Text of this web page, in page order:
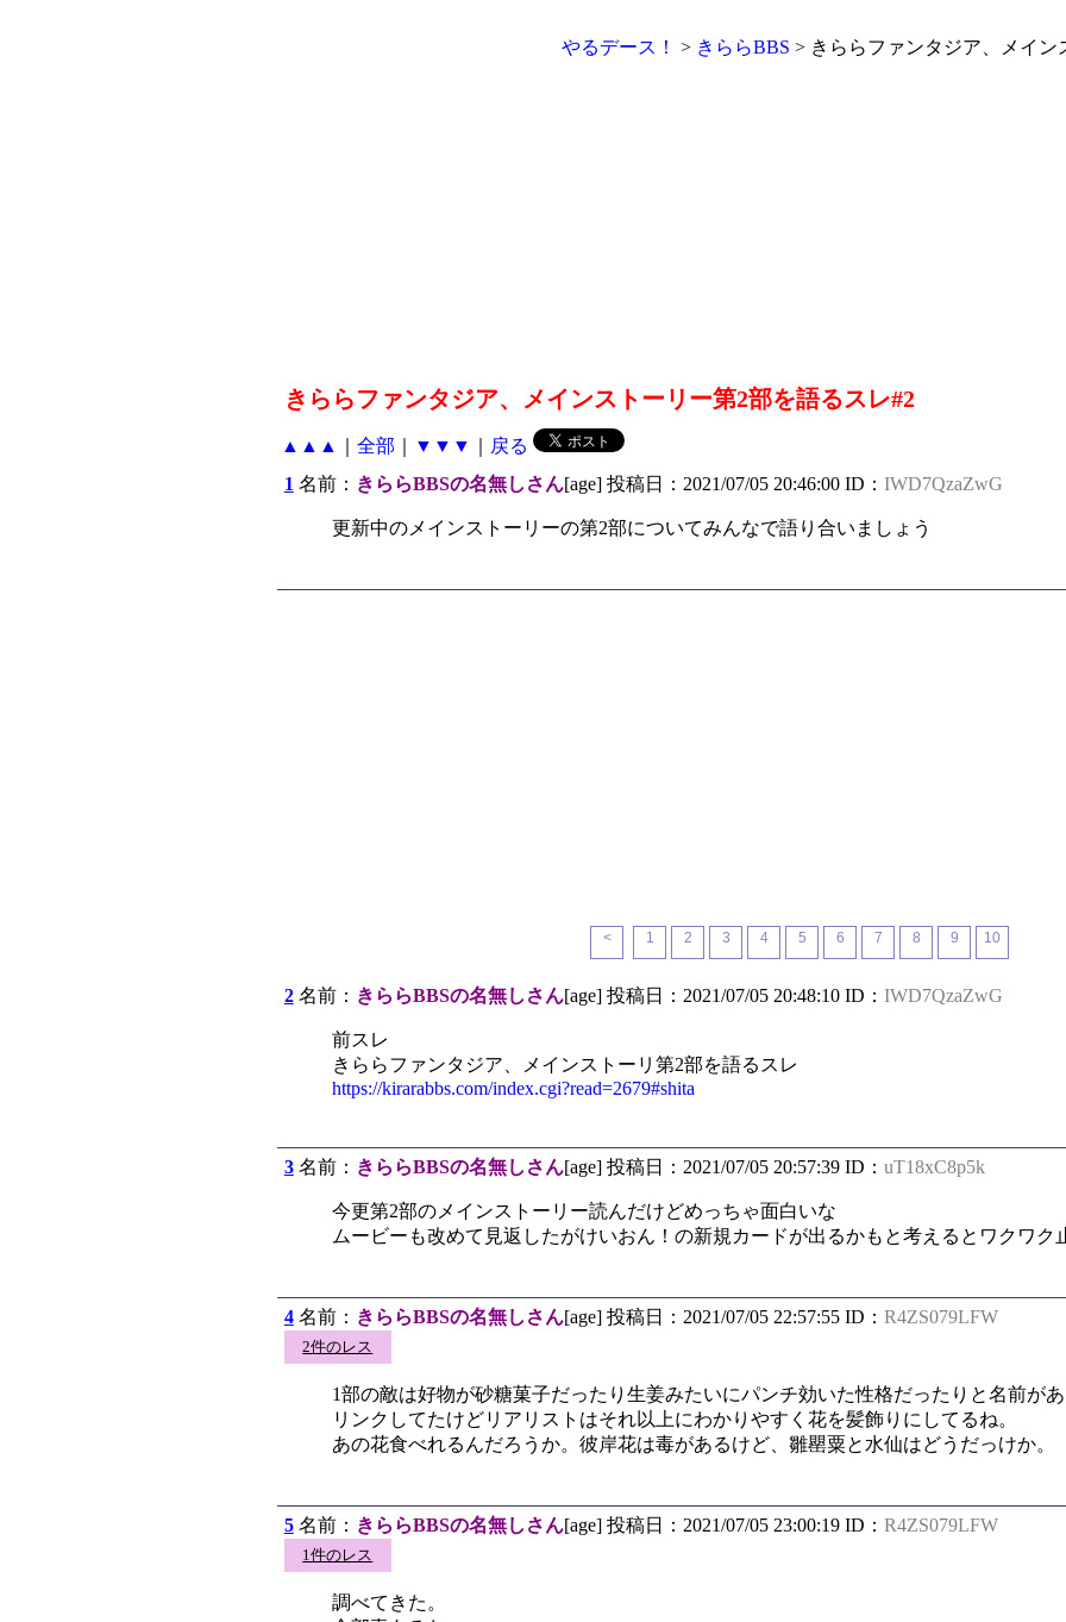
やるデース！ > きららBBS > きららファンタジア、メイン
きららファンタジア、メインストーリー第2部を語るスレ#2
▲▲▲ 全部 ▼▼▼
戻る
1 名前： きららBBSの名無しさん[age] 投稿日：2021/07/05 20:46:00 ID： IWD7QzaZwG
更新中のメインストーリーの第2部についてみんなで語り合いましょう
< 1 2 3 4 5 6 7 8 9 10
2名前： きららBBSの名無しさん[age] 投稿日：2021/07/05 20:48:10 ID： IWD7QzaZwG
前スレ
きららファンタジア、メインストーリ第2部を語るスレ
https://kirarabbs.com/index.cgi?read=2679#shita
3名前： きららBBSの名無しさん[age] 投稿日：2021/07/05 20:57:39 ID： uT18xC8p5k
今更第2部のメインストーリー読んだけどめっちゃ面白いな
ムービーも改めて見返したがけいおん！の新規カードが出るかもと考えるとワクワク
4名前： きららBBSの名無しさん[age] 投稿日：2021/07/05 22:57:55 ID： R4ZS079LFW
2件のレス
1部の敵は好物が砂糖菓子だったり生姜みたいにパンチ効いた性格だったりと名前が
リンクしてたけどリアリストはそれ以上にわかりやすく花を髪飾りにしてるね。
あの花食べれるんだろうか。彼岸花は毒があるけど、雛罌粟と水仙はどうだっけか。
5名前： きららBBSの名無しさん[age] 投稿日：2021/07/05 23:00:19 ID： R4ZS079LFW
1件のレス
調べてきた。